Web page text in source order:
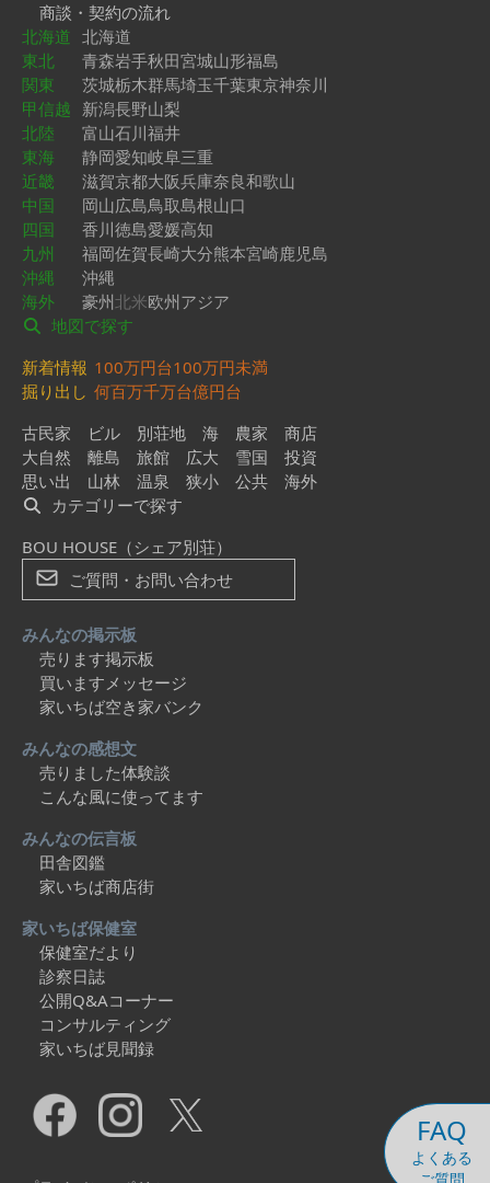
FAQ
よくある
商談・契約の流れ
北海道 北海道
東北
青森岩手秋田宮城山形福島
関東
茨城栃木群馬埼玉千葉東京神奈川
甲信越 新潟長野山梨
北陸
富山石川福井
東海
静岡愛知岐阜三重
近畿
滋賀京都大阪兵庫奈良和歌山
中国
岡山広島鳥取島根山口
四国
香川徳島愛媛高知
九州
福岡佐賀長崎大分熊本宮崎鹿児島
沖縄
沖縄
海外
豪州北米欧州アジア
地図で探す
新着情報 100万円台100万円未満
掘り出し 何百万千万台億円台
古民家
ビル 別荘地 海 農家
商店
大自然
離島 旅館 広大 雪国
投資
思い出
山林 温泉 狭小 公共
海外
カテゴリーで探す
BOU HOUSE（シェア別荘）
ご質問・お問い合わせ
みんなの掲示板
売ります掲示板
買いますメッセージ
家いちば空き家バンク
みんなの感想文
売りました体験談
こんな風に使ってます
みんなの伝言板
田舎図鑑
家いちば商店街
家いちば保健室
保健室だより
診察日誌
公開Q&Aコーナー
コンサルティング
家いちば見聞録